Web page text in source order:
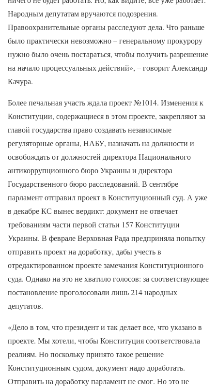
Народным депутатам вручаются подозрения.
Правоохранительные органы расследуют дела. Что раньше
было практически невозможно – генеральному прокурору
нужно было очень постараться, чтобы получить разрешение
на начало процессуальных действий», – говорит Александр
Качура.
Более печальная участь ждала проект №1014. Изменения к
Конституции, содержащиеся в этом проекте, закрепляют за
главой государства право создавать независимые
регуляторные органы, НАБУ, назначать на должности и
освобождать от должностей директора Национального
антикоррупционного бюро Украины и директора
Государственного бюро расследований. В сентябре
парламент отправил проект в Конституционный суд. А уже
в декабре КС вынес вердикт: документ не отвечает
требованиям части первой статьи 157 Конституции
Украины. В феврале Верховная Рада предприняла попытку
отправить проект на доработку, дабы учесть в
отредактированном проекте замечания Конституционного
суда. Однако на это не хватило голосов: за соответствующее
постановление проголосовали лишь 214 народных
депутатов.
«Дело в том, что президент и так делает все, что указано в
проекте. Мы хотели, чтобы Конституция соответствовала
реалиям. Но поскольку принято такое решение
Конституционным судом, документ надо доработать.
Отправить на доработку парламент не смог. Но это не